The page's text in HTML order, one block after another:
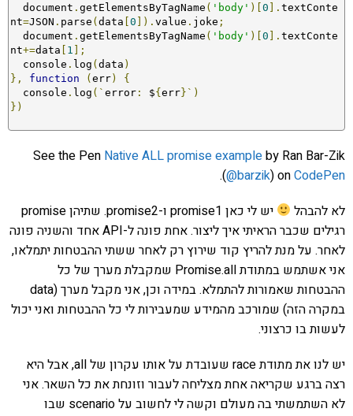
  document
. getElementsByTagName ( 'body' )[0 ]. textConte
nt=JSON . parse (data [0 ]). value . joke ;
  document
. getElementsByTagName ( 'body' )[0 ]. textConte
nt+=data [ 1 ];
  console
. log (data )
},
function (err)
{
  console
. log (` error : ${err}`)
})
See the Pen Native ALL promise exampleby Ran Bar-Zik
(@barzik) onCodePen
.
לא להבהל
יש לי כאן promise1 ו-promise2. שתיהן promise
רגילים שכבר הראיתי איך ליצור. אחת פונה ל-API אחד והשניה פונה
לאחר. על מנת להריץ קוד שירוץ רק לאחר ששתי ההבטחות יתמלאו,
אני אשתמש במתודת Promise.all שמקבלת מערך של כל
ההבטחות שאמורות להתמלא. במידה וכן, אני מקבל מערך (data
במקרה הזה) שמורכב מהמידע שמעבירות לי כל ההבטחות ואני יכול
לעשות בו כרצוני.
יש לנו את מתודת race שעובדת על אותו עקרון של all, אבל היא
רצה ברגע שקריאה אחת מצליחה לעבור וזונחת את כל השאר. אני
לא השתמשתי בה מעולם וקשה לי לחשוב על scenario שבו